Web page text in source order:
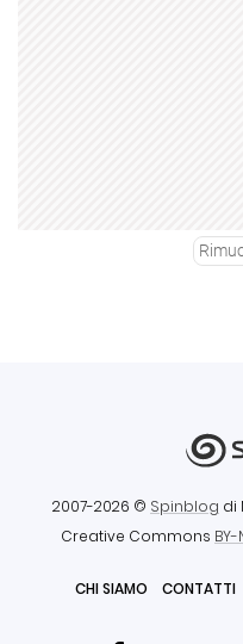
2007-2026 © Spinblog di
Creative Commons BY-
CHI SIAMO CONTATTI